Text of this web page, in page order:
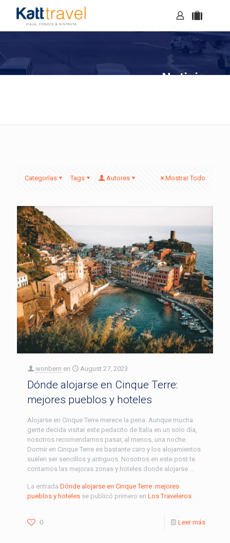
Noticias
Categorías Tags Autores Mostrar Todo
wonbern en August 27, 2023
Dónde alojarse en Cinque Terre:
mejores pueblos y hoteles
Alojarse en Cinque Terre merece la pena. Aunque mucha
gente decida visitar este pedacito de Italia en un solo día,
nosotros recomendamos pasar, al menos, una noche.
Dormir en Cinque Terre es bastante caro y los alojamientos
suelen ser sencillos y antiguos. Nosotros en este post te
contamos las mejoras zonas y hoteles donde alojarse …
La entrada Dónde alojarse en Cinque Terre: mejores
pueblos y hoteles se publicó primero en Los Traveleros
0 Leer más